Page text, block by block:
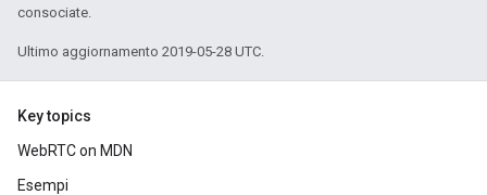
consociate.
Ultimo aggiornamento 2019-05-28 UTC.
Key topics
WebRTC on MDN
Esempi